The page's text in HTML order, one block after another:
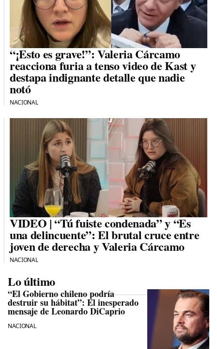
“¡Esto es grave!”: Valeria Cárcamo
reacciona furia a tenso video de Kast y
destapa indignante detalle que nadie
notó
NACIONAL
VIDEO | “Tú fuiste condenada” y “Es
una delincuente”: El brutal cruce entre
joven de derecha y Valeria Cárcamo
NACIONAL
Lo último
“El Gobierno chileno podría
destruir su hábitat”: El inesperado
mensaje de Leonardo DiCaprio
NACIONAL